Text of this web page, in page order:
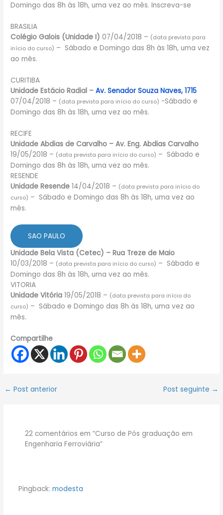
Domingo das 8h às 18h, uma vez ao mês. Inscreva-se
BRASILIA
Colégio Galois (Unidade I) 07/04/2018 – (data prevista para
início do curso) – Sábado e Domingo das 8h às 18h, uma vez
ao mês.
CURITIBA
Unidade Estácio Radial –Av. Senador Souza Naves, 1715
07/04/2018 – (data prevista para início do curso) -Sábado e
Domingo das 8h às 18h, uma vez ao mês.
RECIFE
Unidade Abdias de Carvalho – Av. Eng. Abdias Carvalho
19/05/2018 – (data prevista para início do curso) – Sábado e
Domingo das 8h às 18h, uma vez ao mês.
RESENDE
Unidade Resende 14/04/2018 – (data prevista para início do
curso) – Sábado e Domingo das 8h às 18h, uma vez ao
mês.
SAO PAULO
Unidade Bela Vista (Cetec) – Rua Treze de Maio
10/03/2018 – (data prevista para início do curso) – Sábado e
Domingo das 8h às 18h, uma vez ao mês.
VITORIA
Unidade Vitória 19/05/2018 – (data prevista para início do
curso) – Sábado e Domingo das 8h às 18h, uma vez ao
mês.
Compartilhe
← Post anterior Post seguinte →
22 comentários em “Curso de Pós graduação em
Engenharia Ferroviária”
Pingback: modesta